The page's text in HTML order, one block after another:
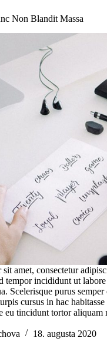
Non Blandit Massa
amet, consectetur
tempor incididunt ut labore
Scelerisque purus semper
cursus in hac habitasse
eu tincidunt tortor aliquam
18. augusta 2020